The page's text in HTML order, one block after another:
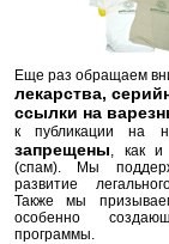
Еще раз обращаем
лекарства,
ссылки на
к публикации на
запрещены, как и
(спам). Мы
развитие
Также мы
особенно
программы.